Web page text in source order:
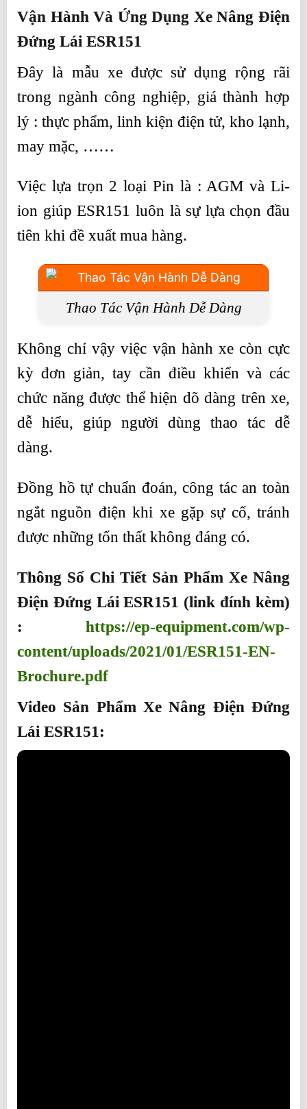
Vận Hành Và Ứng Dụng Xe Nâng Điện
Đứng Lái ESR151
Đây là mẫu xe được sử dụng rộng rãi
trong ngành công nghiệp, giá thành hợp
lý : thực phẩm, linh kiện điện tử, kho lạnh,
may mặc, ……
Việc lựa trọn 2 loại Pin là : AGM và Li-
ion giúp ESR151 luôn là sự lựa chọn đầu
tiên khi đề xuất mua hàng.
Thao Tác Vận Hành Dễ Dàng
Không chỉ vậy việc vận hành xe còn cực
kỳ đơn giản, tay cần điều khiển và các
chức năng được thể hiện dõ dàng trên xe,
dễ hiểu, giúp người dùng thao tác dễ
dàng.
Đồng hồ tự chuẩn đoán, công tác an toàn
ngắt nguồn điện khi xe gặp sự cố, tránh
được những tổn thất không đáng có.
Thông Số Chi Tiết Sản Phẩm Xe Nâng
Điện Đứng Lái ESR151 (link đính kèm)
: https://ep-equipment.com/wp-
content/uploads/2021/01/ESR151-EN-
Brochure.pdf
Video Sản Phẩm Xe Nâng Điện Đứng
Lái ESR151: